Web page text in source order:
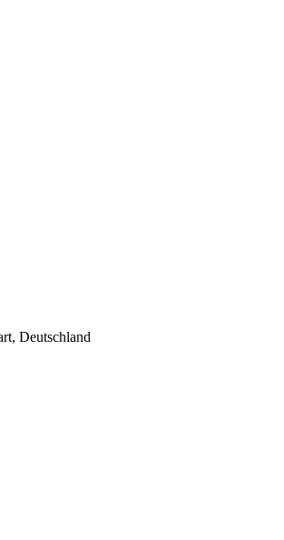
Deutschland